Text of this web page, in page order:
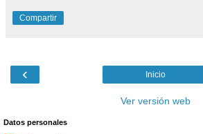
Compartir
‹ Inicio
Ver versión web
Datos personales